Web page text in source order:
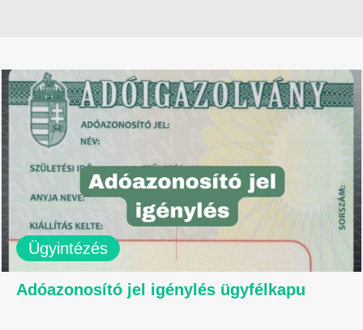
Ügyintézés
Adóazonosító jel igénylés ügyfélkapu